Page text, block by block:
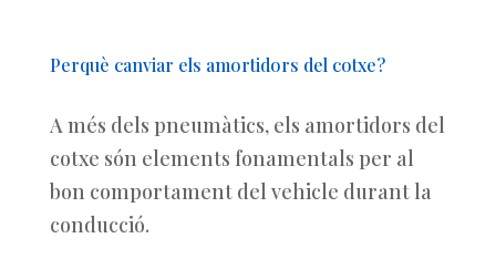
Perquè canviar els amortidors del cotxe?
A més dels pneumàtics, els amortidors del
cotxe són elements fonamentals per al
bon comportament del vehicle durant la
conducció.